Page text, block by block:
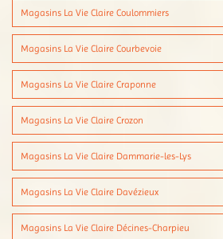
Magasins La Vie Claire Coulommiers
Magasins La Vie Claire Courbevoie
Magasins La Vie Claire Craponne
Magasins La Vie Claire Crozon
Magasins La Vie Claire Dammarie-les-Lys
Magasins La Vie Claire Davézieux
Magasins La Vie Claire Décines-Charpieu